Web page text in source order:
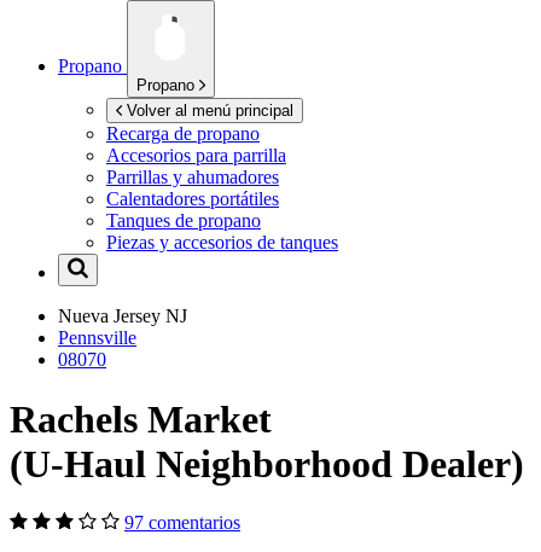
Propano
Propano
Volver al menú principal
Recarga de propano
Accesorios para parrilla
Parrillas y ahumadores
Calentadores portátiles
Tanques de propano
Piezas y accesorios de tanques
Nueva Jersey NJ
Pennsville
08070
Rachels Market
(U-Haul Neighborhood Dealer)
97 comentarios